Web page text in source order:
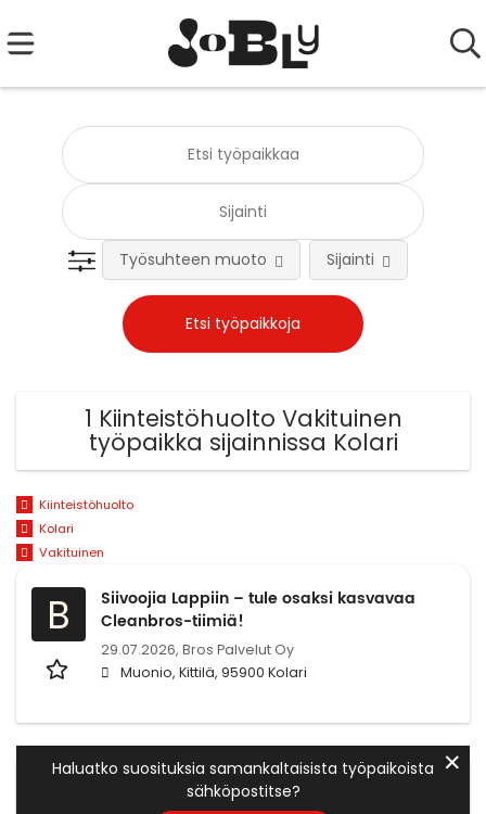
Työsuhteen muoto Sijainti
1 Kiinteistöhuolto Vakituinen
työpaikka sijainnissa Kolari
Kiinteistöhuolto
Kolari
Vakituinen
B
Siivoojia Lappiin – tule osaksi kasvavaa
Cleanbros-tiimiä!
29.07.2026, Bros Palvelut Oy
Muonio, Kittilä, 95900 Kolari
Haluatko suosituksia samankaltaisista työpaikoista
sähköpostitse?
✕